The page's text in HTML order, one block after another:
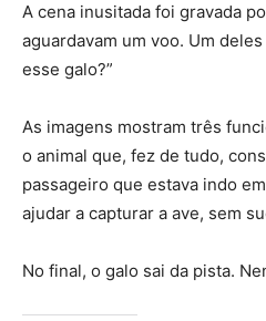
A cena inusitada foi gravada
aguardavam um voo. Um
esse galo?”
As imagens mostram três
o animal que, fez de tudo,
passageiro que estava indo
ajudar a capturar a ave, sem
No final, o galo sai da pista.